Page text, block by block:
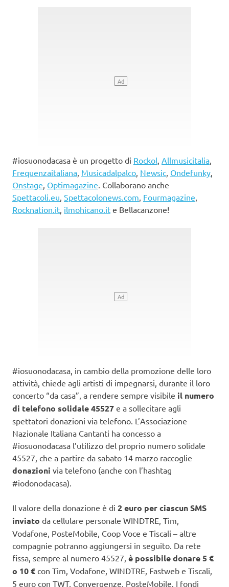
#iosuonodacasa è un progetto di Rockol Allmusicitalia
Frequenzaitaliana Musicadalpalco Newsic Ondefunky
Onstage Optimagazine . Collaborano anche
Spettacoli.eu Spettacolonews.com Fourmagazine
Rocknation.it ilmohicano.it e Bellacanzone!
#iosuonodacasa, in cambio della promozione delle loro
attività, chiede agli artisti di impegnarsi, durante il loro
concerto “da casa”, a rendere sempre visibile il numero
di telefono solidale 45527 e a sollecitare agli
spettatori donazioni via telefono. L’Associazione
Nazionale Italiana Cantanti ha concesso a
#iosuonodacasa l’utilizzo del proprio numero solidale
45527, che a partire da sabato 14 marzo raccoglie
donazioni via telefono (anche con l’hashtag
#iodonodacasa).
Il valore della donazione è di 2 euro per ciascun SMS
inviato da cellulare personale WINDTRE, Tim,
Vodafone, PosteMobile, Coop Voce e Tiscali – altre
compagnie potranno aggiungersi in seguito. Da rete
fissa, sempre al numero 45527, è possibile donare 5 €
o 10 € con Tim, Vodafone, WINDTRE, Fastweb e Tiscali,
5 euro con TWT, Convergenze, PosteMobile. I fondi